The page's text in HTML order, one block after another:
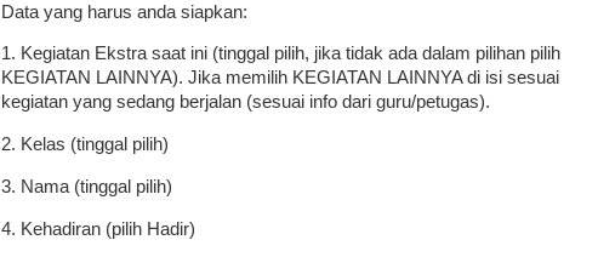
Data yang harus anda siapkan:
1. Kegiatan Ekstra saat ini (tinggal pilih, jika tidak ada dalam pilihan pilih
KEGIATAN LAINNYA). Jika memilih KEGIATAN LAINNYA di isi sesuai
kegiatan yang sedang berjalan (sesuai info dari guru/petugas).
2. Kelas (tinggal pilih)
3. Nama (tinggal pilih)
4. Kehadiran (pilih Hadir)